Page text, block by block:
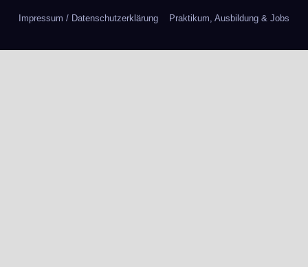
Impressum / Datenschutzerklärung Praktikum, Ausbildung & Jobs